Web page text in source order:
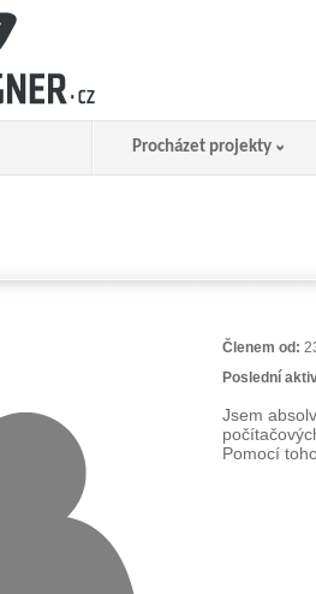
Procházet projekty
Členem od:
Poslední
Jsem
Pomocí